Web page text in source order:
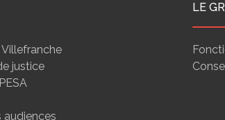
justice
audiences
LE